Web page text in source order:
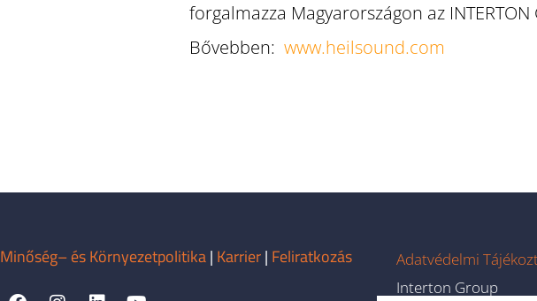
forgalmazza Magyarországon az INTERTON
Bővebben: www.heilsound.com
Minőség– és Környezetpolitika| Karrier| Feliratkozás
Adatvédelmi
Interton Group